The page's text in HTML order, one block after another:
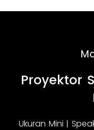
Proyektor
Ukuran Mini |